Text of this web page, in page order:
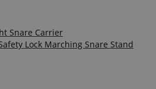
Snare Carrier
Lock Marching Snare Stand